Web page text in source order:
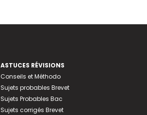
ASTUCES RÉVISIONS
Conseils et Méthodo
Sujets probables Brevet
Sujets Probables Bac
Sujets corrigés Brevet